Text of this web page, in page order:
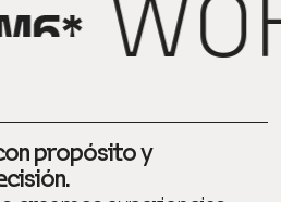
propósito y